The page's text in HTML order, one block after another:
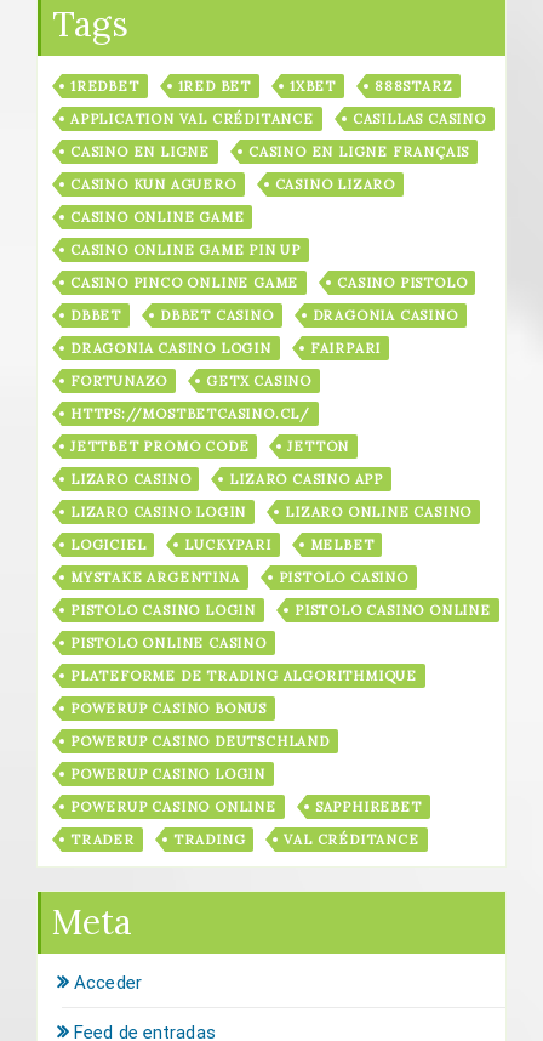
Tags
1REDBET 1RED BET 1XBET
888STARZ
APPLICATION VAL CRÉDITANCE
CASILLAS CASINO
CASINO EN LIGNE
CASINO EN LIGNE FRANÇAIS
CASINO KUN AGUERO
CASINO LIZARO
CASINO ONLINE GAME
CASINO ONLINE GAME PIN UP
CASINO PINCO ONLINE GAME
CASINO PISTOLO
DBBET
DBBET CASINO
DRAGONIA CASINO
DRAGONIA CASINO LOGIN
FAIRPARI
FORTUNAZO
GETX CASINO
HTTPS://MOSTBETCASINO.CL/
JETTBET PROMO CODE
JETTON
LIZARO CASINO
LIZARO CASINO APP
LIZARO CASINO LOGIN
LIZARO ONLINE CASINO
LOGICIEL
LUCKYPARI
MELBET
MYSTAKE ARGENTINA
PISTOLO CASINO
PISTOLO CASINO LOGIN
PISTOLO CASINO ONLINE
PISTOLO ONLINE CASINO
PLATEFORME DE TRADING ALGORITHMIQUE
POWERUP CASINO BONUS
POWERUP CASINO DEUTSCHLAND
POWERUP CASINO LOGIN
POWERUP CASINO ONLINE
SAPPHIREBET
TRADER
TRADING VAL CRÉDITANCE
Meta
Acceder
Feed de entradas